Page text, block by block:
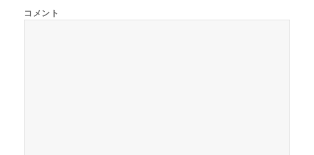
コメント